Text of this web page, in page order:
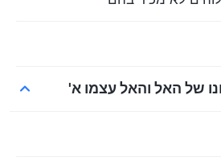
של האל והאל עצמו א'